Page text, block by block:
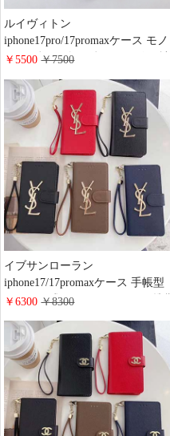
ルイヴィトン
iphone17pro/17promaxケース モノ
グラム柄・ダミエ柄 PUレザー 社
iphone16/16plus/15スリムケース シ
ンプル お洒落 ブランド 替えた
Galaxy S25/S24/S23ハードケース
使い胜手
￥5500￥7500
イブサンローラン
iphone17/17promaxケース 手帳型
スライド式 iphone16pro/16plus携帯
ンド機能 YLS アイ フォン
15/14/13ケース ストラップ付き 全
機種に対応 手帳ケース
￥6300￥8300